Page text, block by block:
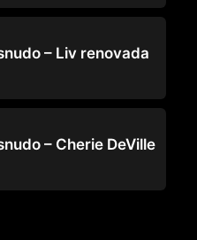
– Liv renovada
– Cherie DeVille